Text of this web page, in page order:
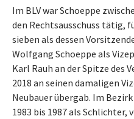
Im BLV war Schoeppe
den Rechtsausschuss tätig,
sieben als dessen
Wolfgang Schoeppe als
Karl Rauh an der Spitze des
2018 an seinen damaligen
Neubauer übergab. Im
1983 bis 1987 als Schlichter,